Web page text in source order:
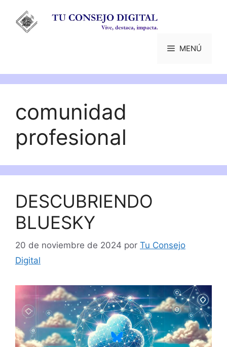
contenido
MENÚ
comunidad
profesional
DESCUBRIENDO
BLUESKY
20 de noviembre de 2024 por Tu Consejo
Digital